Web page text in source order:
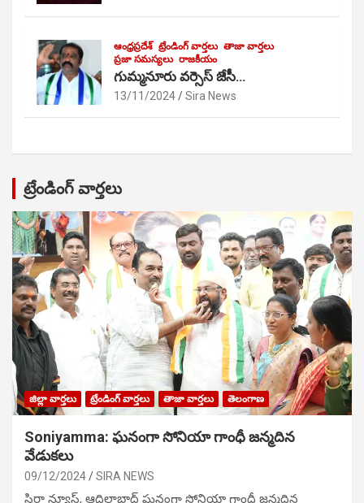
ఆంధ్రప్రదేశ్ ట్రేండింగ్ వార్తలు తాజా వార్తలు
ప్రజా సమస్యలు రాజకీయం
గుమ్మనూరు వర్సెస్ జేసీ…
13/11/2024 Sira News
ట్రేండింగ్ వార్తలు
జిల్లా వార్తలు ట్రేండింగ్ వార్తలు తాజా వార్తలు తెలంగాణ
Soniyamma: ఘ‌నంగా సోనియా గాంధీ జ‌న్మ‌దిన
వేడుక‌లు
09/12/2024 SIRA NEWS
సిరా న్యూస్, ఆదిలాబాద్ ఘ‌నంగా సోనియా గాంధీ జ‌న్మ‌దిన